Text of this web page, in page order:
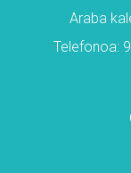
Araba
Telefonoa: